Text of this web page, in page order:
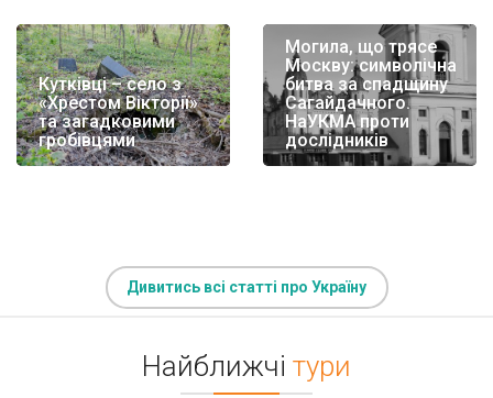
Кутківці – село з
«Хрестом Вікторії»
та загадковими
гробівцями
Могила, що трясе
Москву: символічна
битва за спадщину
Сагайдачного.
НаУКМА проти
дослідників
Дивитись всі статті про Україну
Найближчі тури